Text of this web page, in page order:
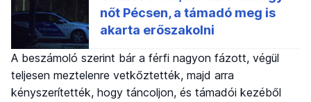
A beszámoló szerint bár a férfi nagyon fázott, végül
teljesen meztelenre vetkőztették, majd arra
kényszerítették, hogy táncoljon, és támadói kezéből